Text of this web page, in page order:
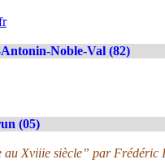
Noble-Val (82)
(05)
au Xviiie siècle” par Frédéric